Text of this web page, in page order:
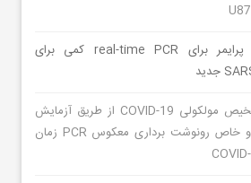
دانلود مقاله طراحی پرایمر برای real-time PCR کمی برای
دانلود مقاله بهبود تشخیص مولکولی COVID-19 از طریق آزمایش
جدید، بسیار حساس و خاص رونوشت برداری معکوس PCR زمان